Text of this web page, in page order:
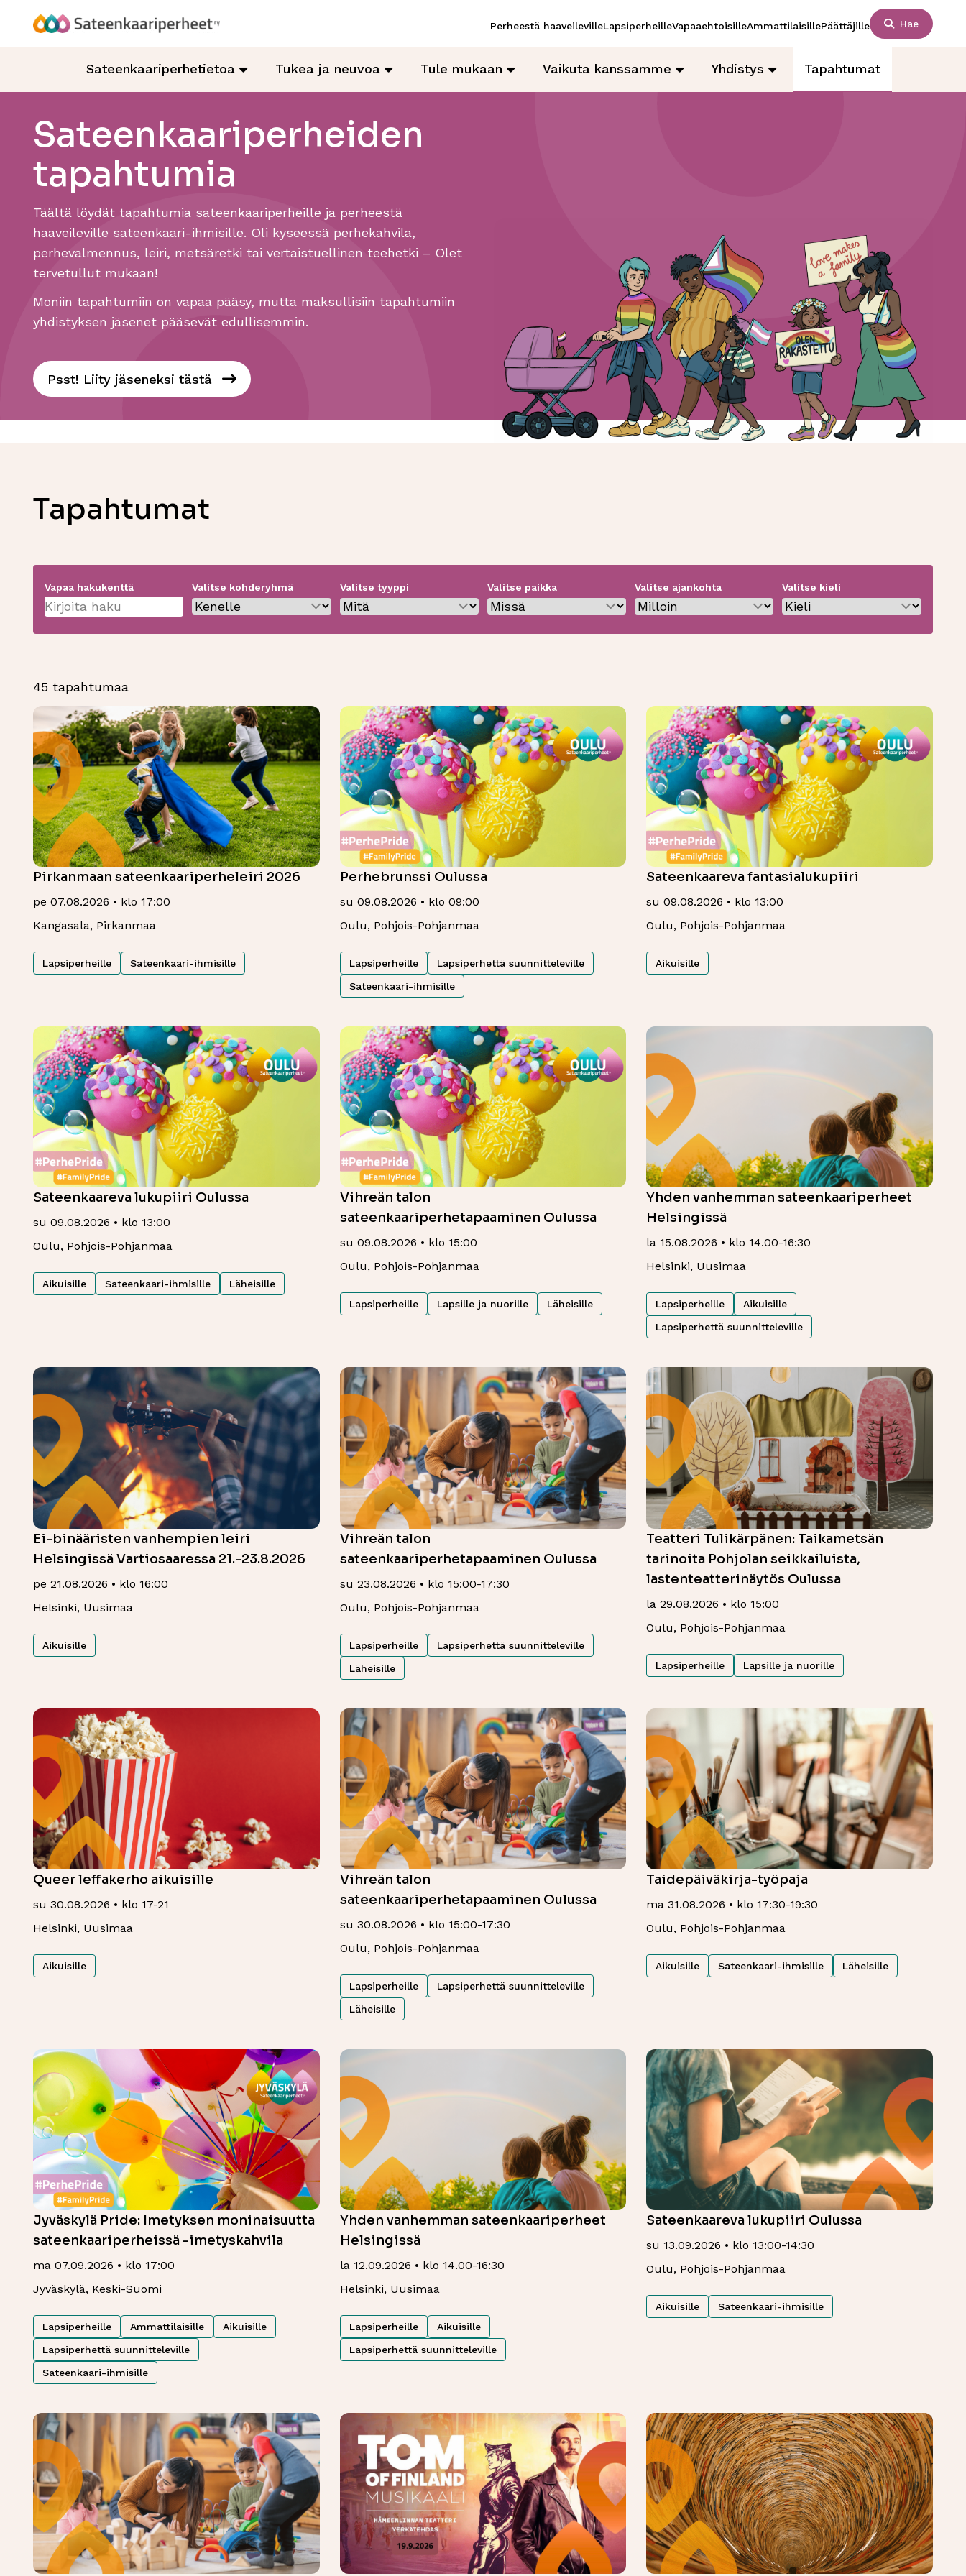
sisältöön
Perheestä haaveilevilleLapsiperheilleVapaaehtoisilleAmmattilaisillePäättäjille Hae
Sateenkaariperhetietoa Tukea ja neuvoa Tule mukaan Vaikuta kanssamme Yhdistys Tapahtumat
Sateenkaariperheiden
tapahtumia
Täältä löydät tapahtumia sateenkaariperheille ja perheestä
haaveileville sateenkaari-ihmisille. Oli kyseessä perhekahvila,
perhevalmennus, leiri, metsäretki tai vertaistuellinen teehetki – Olet
tervetullut mukaan!
Moniin tapahtumiin on vapaa pääsy, mutta maksullisiin tapahtumiin
yhdistyksen jäsenet pääsevät edullisemmin.
Psst! Liity jäseneksi tästä
Tapahtumat
Vapaa hakukenttä Valitse kohderyhmä Valitse tyyppi Valitse paikka Valitse ajankohta Valitse kieli
45 tapahtumaa
Pirkanmaan sateenkaariperheleiri 2026
pe 07.08.2026 • klo 17:00
Kangasala, Pirkanmaa
Lapsiperheille Sateenkaari-ihmisille
Perhebrunssi Oulussa
su 09.08.2026 • klo 09:00
Oulu, Pohjois-Pohjanmaa
Lapsiperheille
Lapsiperhettä suunnitteleville
Sateenkaari-ihmisille
Sateenkaareva fantasialukupiiri
su 09.08.2026 • klo 13:00
Oulu, Pohjois-Pohjanmaa
Aikuisille
Sateenkaareva lukupiiri Oulussa
su 09.08.2026 • klo 13:00
Oulu, Pohjois-Pohjanmaa
Aikuisille Sateenkaari-ihmisille Läheisille
Vihreän talon
sateenkaariperhetapaaminen Oulussa
su 09.08.2026 • klo 15:00
Oulu, Pohjois-Pohjanmaa
Lapsiperheille Lapsille ja nuorille Läheisille
Yhden vanhemman sateenkaariperheet
Helsingissä
la 15.08.2026 • klo 14.00-16:30
Helsinki, Uusimaa
Lapsiperheille
Aikuisille
Lapsiperhettä suunnitteleville
Ei-binääristen vanhempien leiri
Helsingissä Vartiosaaressa 21.-23.8.2026
pe 21.08.2026 • klo 16:00
Helsinki, Uusimaa
Aikuisille
Vihreän talon
sateenkaariperhetapaaminen Oulussa
su 23.08.2026 • klo 15:00-17:30
Oulu, Pohjois-Pohjanmaa
Lapsiperheille
Lapsiperhettä suunnitteleville
Läheisille
Teatteri Tulikärpänen: Taikametsän
tarinoita Pohjolan seikkailuista,
lastenteatterinäytös Oulussa
la 29.08.2026 • klo 15:00
Oulu, Pohjois-Pohjanmaa
Lapsiperheille Lapsille ja nuorille
Queer leffakerho aikuisille
su 30.08.2026 • klo 17-21
Helsinki, Uusimaa
Aikuisille
Vihreän talon
sateenkaariperhetapaaminen Oulussa
su 30.08.2026 • klo 15:00-17:30
Oulu, Pohjois-Pohjanmaa
Lapsiperheille
Lapsiperhettä suunnitteleville
Läheisille
Taidepäiväkirja-työpaja
ma 31.08.2026 • klo 17:30-19:30
Oulu, Pohjois-Pohjanmaa
Aikuisille Sateenkaari-ihmisille Läheisille
Jyväskylä Pride: Imetyksen moninaisuutta
sateenkaariperheissä -imetyskahvila
ma 07.09.2026 • klo 17:00
Jyväskylä, Keski-Suomi
Lapsiperheille Ammattilaisille
Aikuisille
Lapsiperhettä suunnitteleville
Sateenkaari-ihmisille
Yhden vanhemman sateenkaariperheet
Helsingissä
la 12.09.2026 • klo 14.00-16:30
Helsinki, Uusimaa
Lapsiperheille
Aikuisille
Lapsiperhettä suunnitteleville
Sateenkaareva lukupiiri Oulussa
su 13.09.2026 • klo 13:00-14:30
Oulu, Pohjois-Pohjanmaa
Aikuisille Sateenkaari-ihmisille